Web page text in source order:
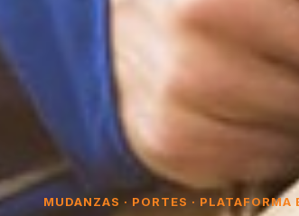
MUDANZAS · PORTES · PLATAFORMA